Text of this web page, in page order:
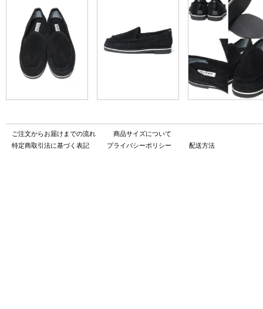
ご注文からお届けまでの流れ
商品サイズについて
特定商取引法に基づく表記
プライバシーポリシー 配送方法